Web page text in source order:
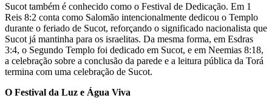
Sucot também é conhecido como o Festival de Dedicação. Em 1
Reis 8:2 conta como Salomão intencionalmente dedicou o Templo
durante o feriado de Sucot, reforçando o significado nacionalista que
Sucot já mantinha para os israelitas. Da mesma forma, em Esdras
3:4, o Segundo Templo foi dedicado em Sucot, e em Neemias 8:18,
a celebração sobre a conclusão da parede e a leitura pública da Torá
termina com uma celebração de Sucot.
O Festival da Luz e Água Viva